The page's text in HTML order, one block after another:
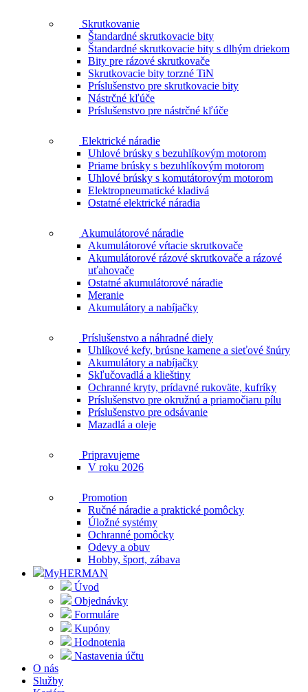
Skrutkovanie
Štandardné skrutkovacie bity
Štandardné skrutkovacie bity s dlhým driekom
Bity pre rázové skrutkovače
Skrutkovacie bity torzné TiN
Príslušenstvo pre skrutkovacie bity
Nástrčné kľúče
Príslušenstvo pre nástrčné kľúče
Elektrické náradie
Uhlové brúsky s bezuhlíkovým motorom
Priame brúsky s bezuhlíkovým motorom
Uhlové brúsky s komutátorovým motorom
Elektropneumatické kladivá
Ostatné elektrické náradia
Akumulátorové náradie
Akumulátorové vŕtacie skrutkovače
Akumulátorové rázové skrutkovače a rázové
uťahovače
Ostatné akumulátorové náradie
Meranie
Akumulátory a nabíjačky
Príslušenstvo a náhradné diely
Uhlíkové kefy, brúsne kamene a sieťové šnúry
Akumulátory a nabíjačky
Skľučovadlá a klieštiny
Ochranné kryty, prídavné rukoväte, kufríky
Príslušenstvo pre okružnú a priamočiaru pílu
Príslušenstvo pre odsávanie
Mazadlá a oleje
Pripravujeme
V roku 2026
Promotion
Ručné náradie a praktické pomôcky
Úložné systémy
Ochranné pomôcky
Odevy a obuv
Hobby, šport, zábava
MyHERMAN
Úvod
Objednávky
Formuláre
Kupóny
Hodnotenia
Nastavenia účtu
O nás
Služby